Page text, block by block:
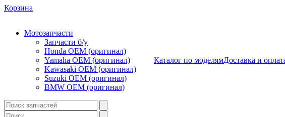
Корзина
Мотозапчасти
Запчасти б/у
Honda OEM (оригинал)
Yamaha OEM (оригинал)
Kawasaki OEM (оригинал)
Suzuki OEM (оригинал)
BMW OEM (оригинал)
Каталог по моделямДоставка и